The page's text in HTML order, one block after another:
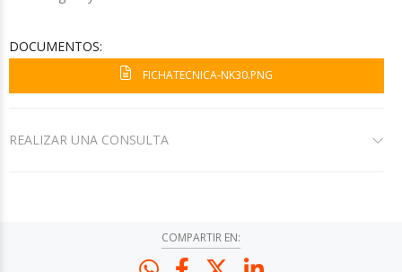
DOCUMENTOS:
FICHATECNICA-NK30.PNG
REALIZAR UNA CONSULTA
COMPARTIR EN: